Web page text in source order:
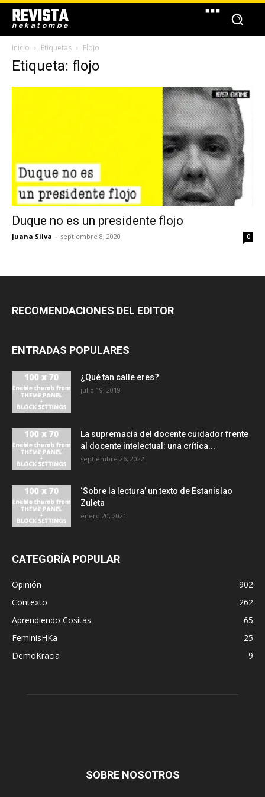
REVISTA
hekatombe
Inicio Etiquetas Flojo
Etiqueta: flojo
Duque no es un presidente flojo
Juana Silva - septiembre 8, 2020 0
RECOMENDACIONES DEL EDITOR
ENTRADAS POPULARES
¿Qué tan calle eres?
julio 19, 2019
La supremacía del docente cuidador frente
al docente intelectual: una crítica...
septiembre 26, 2022
‘Sobre la lectura’ un texto de Estanislao
Zuleta
enero 20, 2021
CATEGORÍA POPULAR
Opinión
902
Contexto
262
Aprendiendo Cositas
65
FeminisHKa
25
DemoKracia
9
SOBRE NOSOTROS